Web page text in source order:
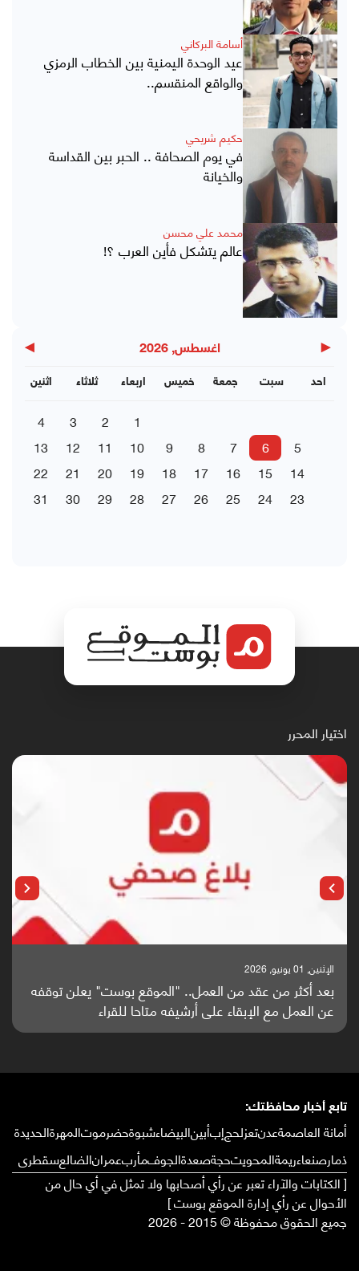
أسامة البركاني
عيد الوحدة اليمنية بين الخطاب الرمزي
والواقع المنقسم..
حكيم شريحي
في يوم الصحافة .. الحبر بين القداسة
والخيانة
محمد علي محسن
عالم يتشكل فأين العرب ؟!
◀ اغسطس, 2026 ▶
اثنين ثلاثاء اربعاء خميس جمعة سبت احد
1
2
3
4
5
6
7
8
9
10
11
12
13
14
15
16
17
18
19
20
21
22
23
24
25
26
27
28
29
30
31
اختيار المحرر
الإثنين, 25 مايو, 2026
باحثون من اليمن يدخلون سباق أبحاث ألزهايمر بدراسة
واعدة منشورة عالميا (ترجمة)
تابع أخبار محافظتك:
أمانة العاصمةعدنتعزلحجإبأبينالبيضاءشبوةحضرموتالمهرةالحديدة
ذمارصنعاءريمةالمحويتحجةصعدةالجوفمأربعمرانالضالعسقطرى
[ الكتابات والآراء تعبر عن رأي أصحابها ولا تمثل في أي حال من
الأحوال عن رأي إدارة الموقع بوست ]
جميع الحقوق محفوظة © 2015 - 2026